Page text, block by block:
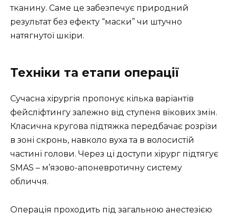
тканину. Саме це забезпечує природний
результат без ефекту “маски” чи штучно
натягнутої шкіри.
Техніки та етапи операції
Сучасна хірургія пропонує кілька варіантів
фейсліфтингу залежно від ступеня вікових змін.
Класична кругова підтяжка передбачає розрізи
в зоні скронь, навколо вуха та в волосистій
частині голови. Через ці доступи хірург підтягує
SMAS – м’язово-апоневротичну систему
обличчя.
Операція проходить під загальною анестезією